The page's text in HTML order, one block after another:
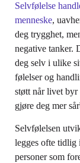
Selvfølelse
menneske,
deg trygghet,
negative tanker.
deg selv i ulike
følelser og
støtt når livet byr
gjøre deg mer
Selvfølelsen
legges ofte tidlig
personer som